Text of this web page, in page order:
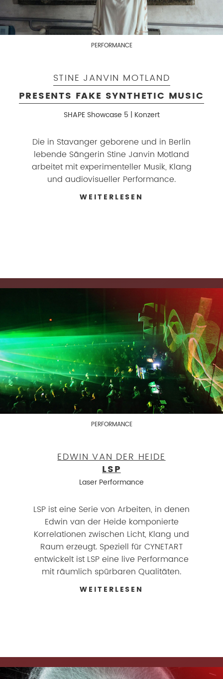
PERFORMANCE
STINE JANVIN MOTLAND
PRESENTS FAKE SYNTHETIC MUSIC
SHAPE Showcase 5 | Konzert
Die in Stavanger geborene und in Berlin
lebende Sängerin Stine Janvin Motland
arbeitet mit experimenteller Musik, Klang
und audiovisueller Performance.
WEITERLESEN
PERFORMANCE
EDWIN VAN DER HEIDE
LSP
Laser Performance
LSP ist eine Serie von Arbeiten, in denen
Edwin van der Heide komponierte
Korrelationen zwischen Licht, Klang und
Raum erzeugt. Speziell für CYNETART
entwickelt ist LSP eine live Performance
mit räumlich spürbaren Qualitäten.
WEITERLESEN